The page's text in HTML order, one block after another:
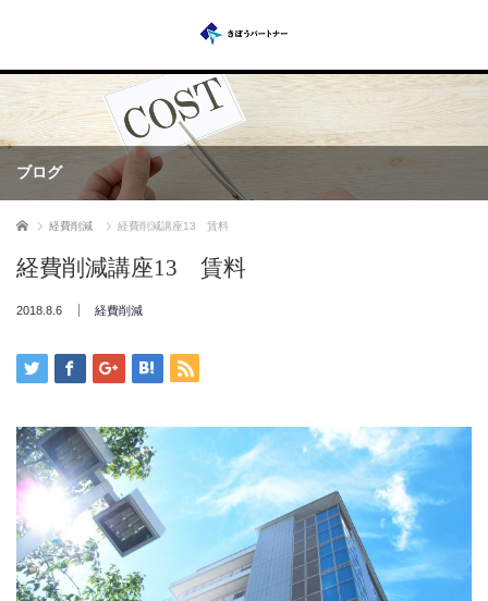
ブログ
ホーム 経費削減 経費削減講座13 賃料
経費削減講座13 賃料
2018.8.6 経費削減